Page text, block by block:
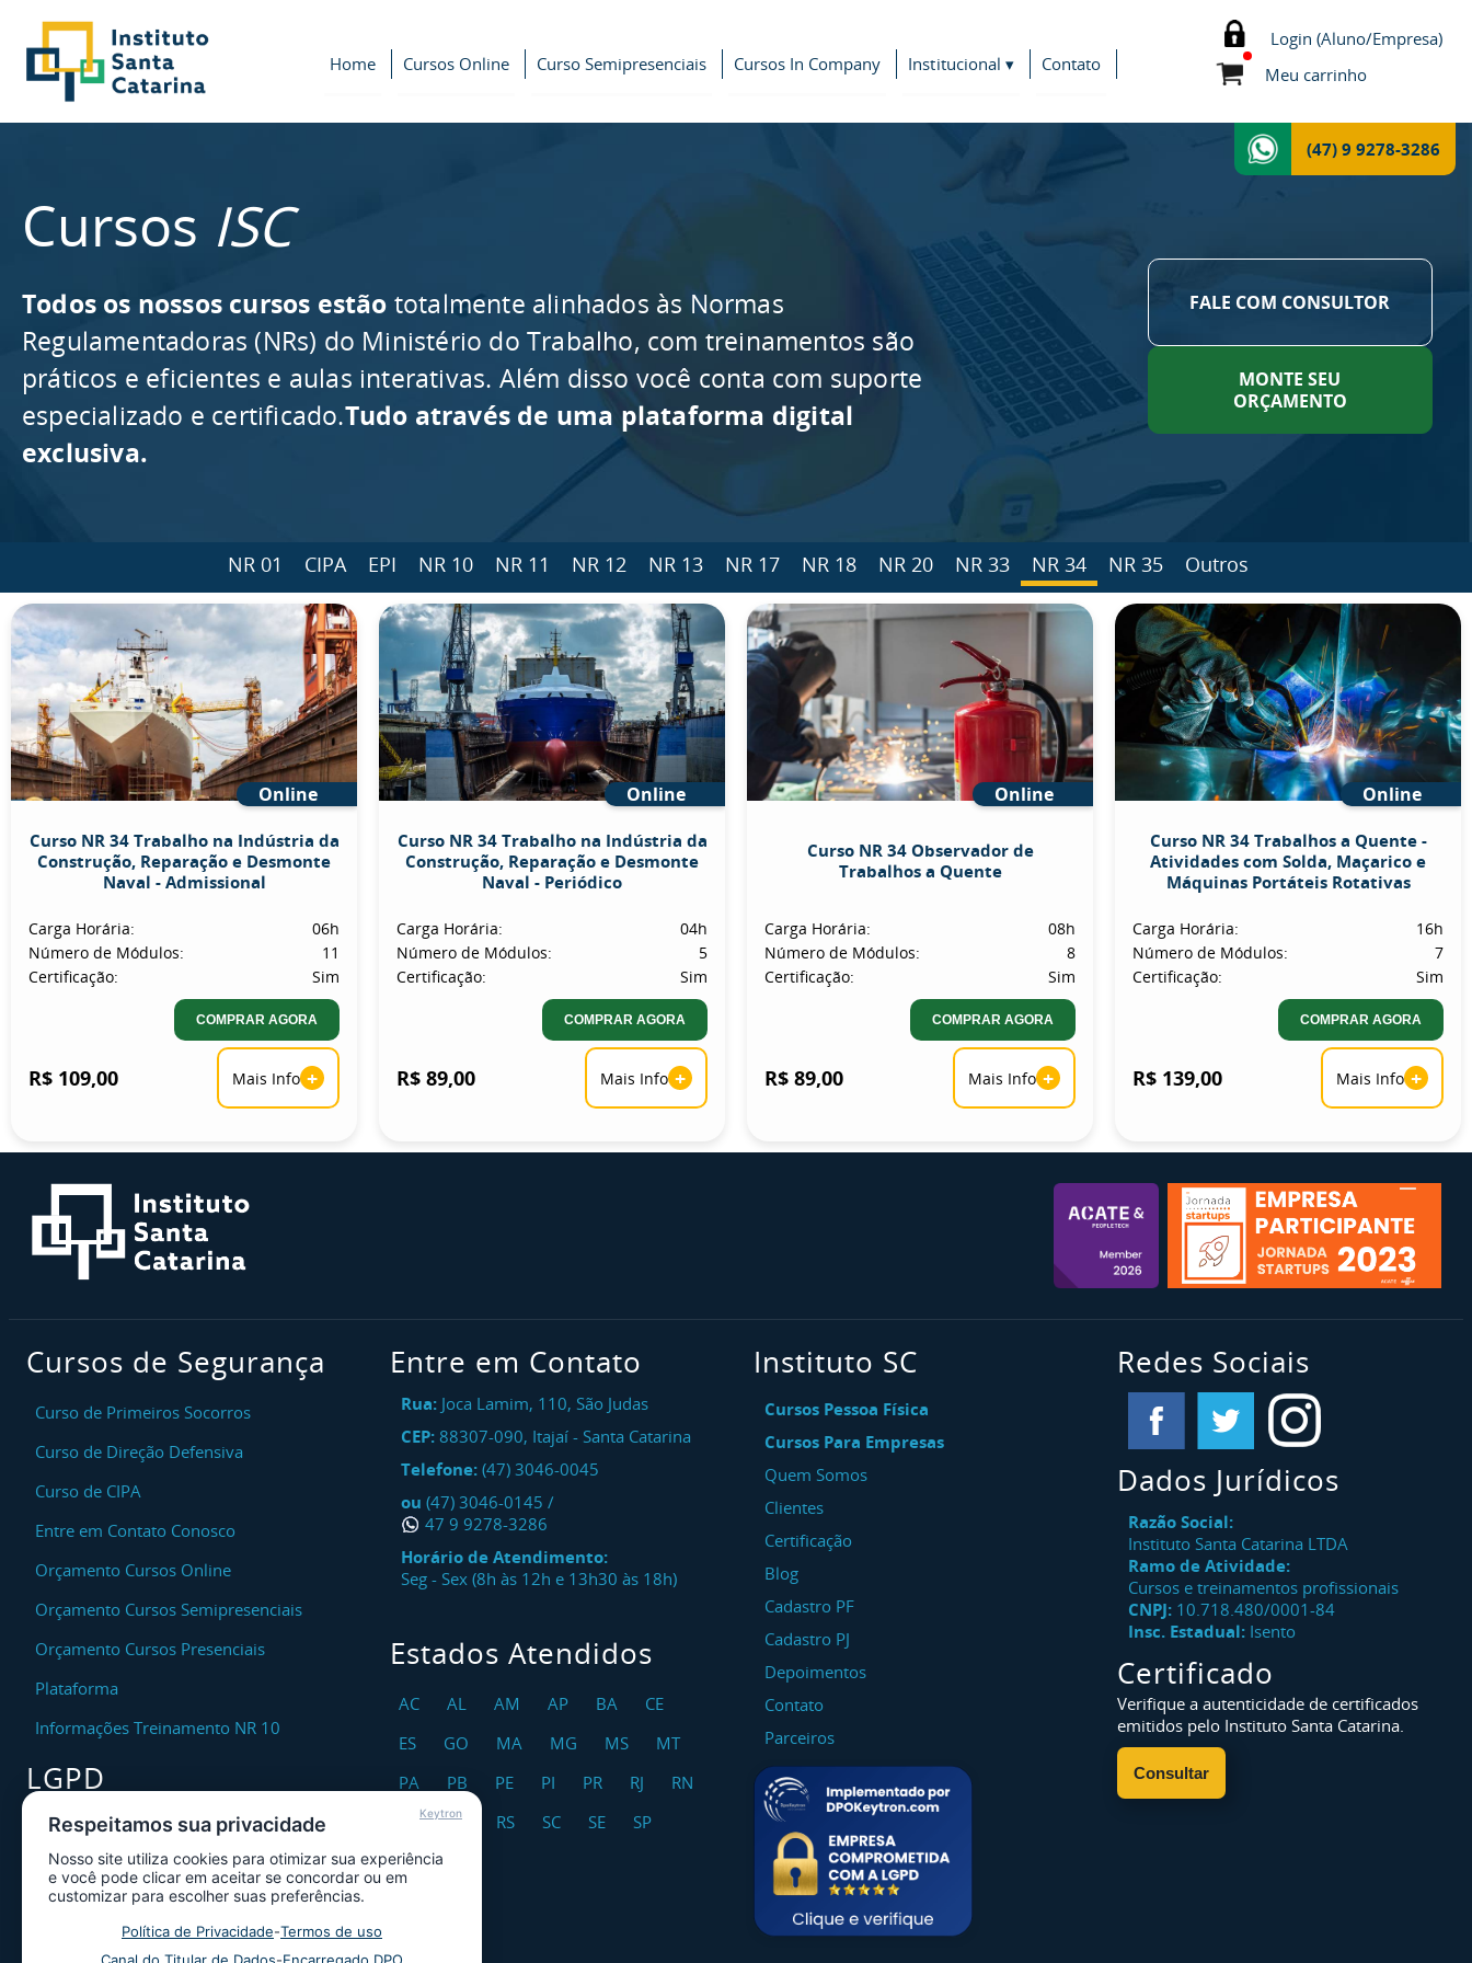
Home Cursos Online Curso Semipresenciais Cursos In Company Institucional ▾ Contato
Login (Aluno/Empresa)
Meu carrinho
(47) 9 9278-3286
Cursos ISC
Todos os nossos cursos estão totalmente alinhados às Normas
Regulamentadoras (NRs) do Ministério do Trabalho, com treinamentos são
práticos e eficientes e aulas interativas. Além disso você conta com suporte
especializado e certificado.Tudo através de uma plataforma digital
exclusiva.
FALE COM CONSULTOR
MONTE SEU
ORÇAMENTO
NR 01 CIPA EPI NR 10 NR 11 NR 12 NR 13 NR 17 NR 18 NR 20 NR 33 NR 34 NR 35 Outros
Online
Curso NR 34 Trabalho na Indústria da
Construção, Reparação e Desmonte
Naval - Admissional
Carga Horária:
06h
Número de Módulos:
11
Certificação:
Sim
COMPRAR AGORA
R$ 109,00 Mais Info +
Online
Curso NR 34 Trabalho na Indústria da
Construção, Reparação e Desmonte
Naval - Periódico
Carga Horária:
04h
Número de Módulos:
5
Certificação:
Sim
COMPRAR AGORA
R$ 89,00 Mais Info +
Online
Curso NR 34 Observador de
Trabalhos a Quente
Carga Horária:
08h
Número de Módulos:
8
Certificação:
Sim
COMPRAR AGORA
R$ 89,00 Mais Info +
Online
Curso NR 34 Trabalhos a Quente -
Atividades com Solda, Maçarico e
Máquinas Portáteis Rotativas
Carga Horária:
16h
Número de Módulos:
7
Certificação:
Sim
COMPRAR AGORA
R$ 139,00 Mais Info +
Cursos de Segurança
Curso de Primeiros Socorros
Curso de Direção Defensiva
Curso de CIPA
Entre em Contato Conosco
Orçamento Cursos Online
Orçamento Cursos Semipresenciais
Orçamento Cursos Presenciais
Plataforma
Informações Treinamento NR 10
LGPD
Encarregado DPO
Canal de Atendimento ao Titular dos
Dados
Política de Privacidade
Entre em Contato
Rua: Joca Lamim, 110, São Judas
CEP: 88307-090, Itajaí - Santa Catarina
Telefone: (47) 3046-0045
ou (47) 3046-0145 /
47 9 9278-3286
Horário de Atendimento:
Seg - Sex (8h às 12h e 13h30 às 18h)
Estados Atendidos
AC AL AM AP BA
CE
ES
GO MA MG MS
MT
PA
PB PE PI PR RJ
RN
RO
RR RS SC SE
SP
TO
Instituto SC
Cursos Pessoa Física
Cursos Para Empresas
Quem Somos
Clientes
Certificação
Blog
Cadastro PF
Cadastro PJ
Depoimentos
Contato
Parceiros
Redes Sociais
Dados Jurídicos
Razão Social:
Instituto Santa Catarina LTDA
Ramo de Atividade:
Cursos e treinamentos profissionais
CNPJ: 10.718.480/0001-84
Insc. Estadual: Isento
Certificado
Verifique a autenticidade de certificados
emitidos pelo Instituto Santa Catarina.
Consultar
Keytron
Respeitamos sua privacidade
Nosso site utiliza cookies para otimizar sua experiência
e você pode clicar em aceitar se concordar ou em
customizar para escolher suas preferências.
Política de Privacidade-Termos de uso